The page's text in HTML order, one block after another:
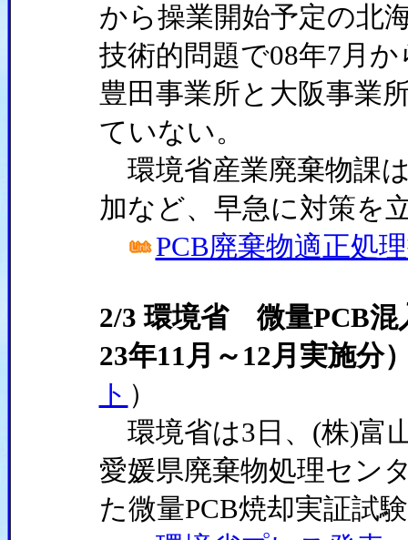
から操業開始予定の北
技術的問題で08年7月
豊田事業所と大阪事業
ていない。
環境省産業廃棄物課
加など、早急に対策を
PCB廃棄物適正処
2/3 環境省 微量PCB混
23年11月～12月実施分
ト ）
環境省は3日、(株)富
愛媛県廃棄物処理セン
た微量PCB焼却実証試